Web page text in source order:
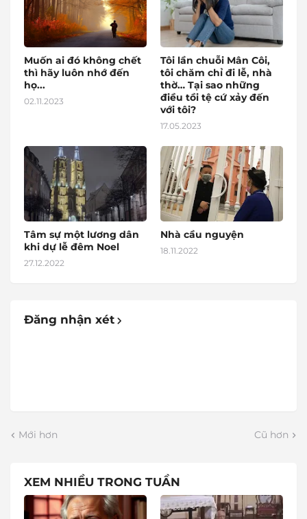
Muốn ai đó không chết
thì hãy luôn nhớ đến
họ...
02.11.2023
Tôi lần chuỗi Mân Côi,
tôi chăm chỉ đi lễ, nhà
thờ… Tại sao những
điều tồi tệ cứ xảy đến
với tôi?
17.05.2023
Tâm sự một lương dân
khi dự lễ đêm Noel
27.12.2022
Nhà cầu nguyện
18.11.2022
Đăng nhận xét
Mới hơn Cũ hơn
XEM NHIỀU TRONG TUẦN